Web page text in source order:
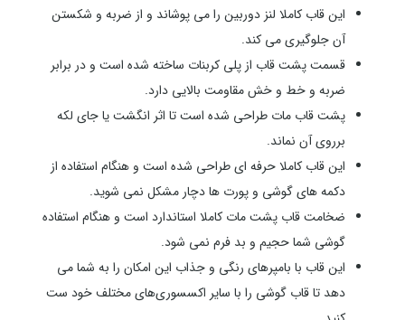
این قاب کاملا لنز دوربین را می پوشاند و از ضربه و شکستن
آن جلوگیری می کند.
قسمت پشت قاب از پلی کربنات ساخته شده است و در برابر
ضربه و خط و خش مقاومت بالایی دارد.
پشت قاب مات طراحی شده است تا اثر انگشت یا جای لکه
برروی آن نماند.
این قاب کاملا حرفه ای طراحی شده است و هنگام استفاده از
دکمه های گوشی و پورت ها دچار مشکل نمی شوید.
ضخامت قاب پشت مات کاملا استاندارد است و هنگام استفاده
گوشی شما حجیم و بد فرم نمی شود.
این قاب با بامپرهای رنگی و جذاب این امکان را به شما می
دهد تا قاب گوشی را با سایر اکسسوری‌های مختلف خود ست